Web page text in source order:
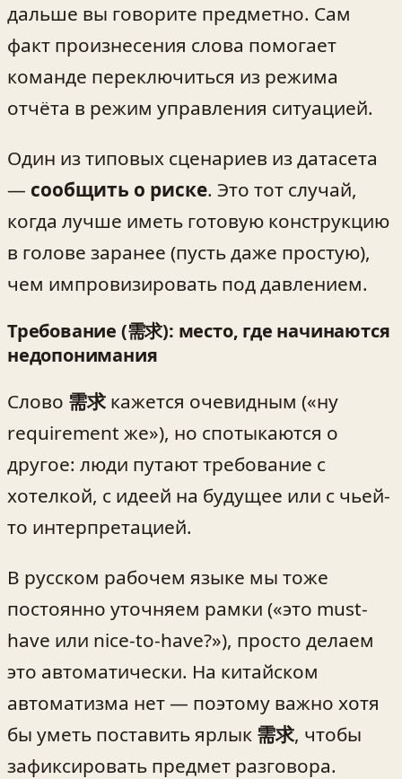
дальше вы говорите предметно. Сам
факт произнесения слова помогает
команде переключиться из режима
отчёта в режим управления ситуацией.
Один из типовых сценариев из датасета
— сообщить о риске. Это тот случай,
когда лучше иметь готовую конструкцию
в голове заранее (пусть даже простую),
чем импровизировать под давлением.
Требование (需求): место, где начинаются
недопонимания
Слово 需求кажется очевидным («ну
requirement же»), но спотыкаются о
другое: люди путают требование с
хотелкой, с идеей на будущее или с чьей-
то интерпретацией.
В русском рабочем языке мы тоже
постоянно уточняем рамки («это must-
have или nice-to-have?»), просто делаем
это автоматически. На китайском
автоматизма нет — поэтому важно хотя
бы уметь поставить ярлык 需求, чтобы
зафиксировать предмет разговора.